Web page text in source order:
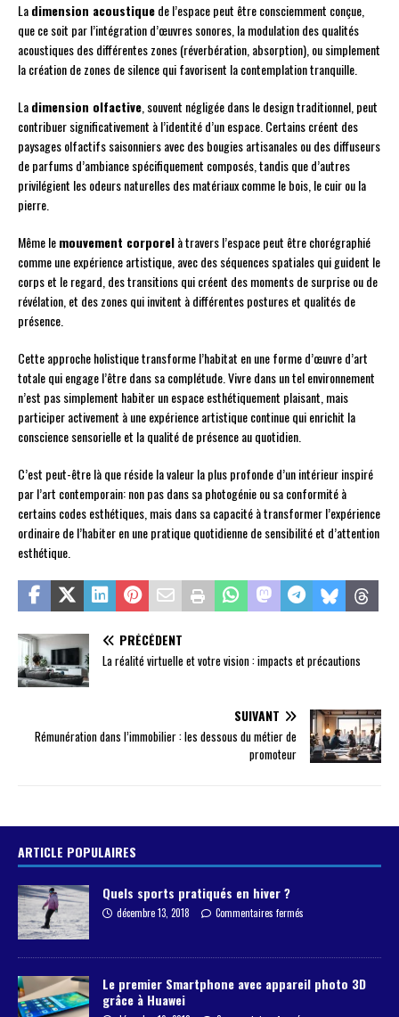
Ladimension acoustiquede l’espace peut être consciemment conçue,
que ce soit par l’intégration d’œuvres sonores, la modulation des qualités
acoustiques des différentes zones (réverbération, absorption), ou simplement
la création de zones de silence qui favorisent la contemplation tranquille.
Ladimension olfactive, souvent négligée dans le design traditionnel, peut
contribuer significativement à l’identité d’un espace. Certains créent des
paysages olfactifs saisonniers avec des bougies artisanales ou des diffuseurs
de parfums d’ambiance spécifiquement composés, tandis que d’autres
privilégient les odeurs naturelles des matériaux comme le bois, le cuir ou la
pierre.
Même lemouvement corporelà travers l’espace peut être chorégraphié
comme une expérience artistique, avec des séquences spatiales qui guident le
corps et le regard, des transitions qui créent des moments de surprise ou de
révélation, et des zones qui invitent à différentes postures et qualités de
présence.
Cette approche holistique transforme l’habitat en une forme d’œuvre d’art
totale qui engage l’être dans sa complétude. Vivre dans un tel environnement
n’est pas simplement habiter un espace esthétiquement plaisant, mais
participer activement à une expérience artistique continue qui enrichit la
conscience sensorielle et la qualité de présence au quotidien.
C’est peut-être là que réside la valeur la plus profonde d’un intérieur inspiré
par l’art contemporain: non pas dans sa photogénie ou sa conformité à
certains codes esthétiques, mais dans sa capacité à transformer l’expérience
ordinaire de l’habiter en une pratique quotidienne de sensibilité et d’attention
esthétique.
PRÉCÉDENT
La réalité virtuelle et votre vision : impacts et précautions
SUIVANT
Rémunération dans l’immobilier : les dessous du métier de
promoteur
ARTICLE POPULAIRES
Quels sports pratiqués en hiver ?
décembre 13, 2018 Commentaires fermés
Le premier Smartphone avec appareil photo 3D
grâce à Huawei